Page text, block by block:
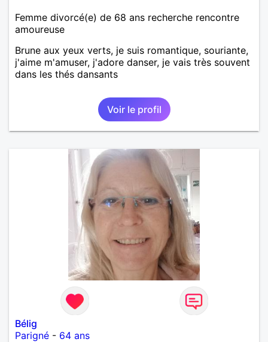
Femme divorcé(e) de 68 ans recherche rencontre
amoureuse
Brune aux yeux verts, je suis romantique, souriante,
j'aime m'amuser, j'adore danser, je vais très souvent
dans les thés dansants
Voir le profil
Bélig
Parigné - 64 ans